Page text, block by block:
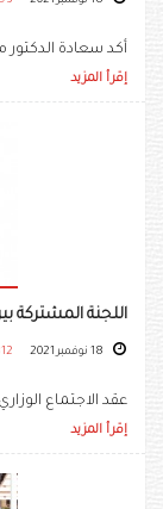
أكد سعادة الدكتور
إقرأ المزيد
اللجنة المشتركة
عقد الاجتماع
إقرأ المزيد